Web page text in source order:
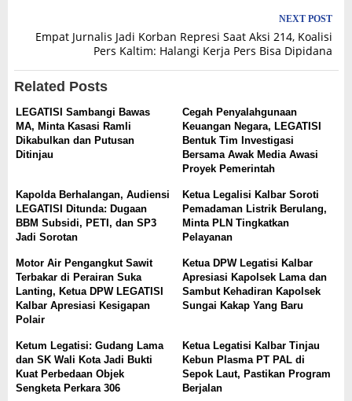
NEXT POST
Empat Jurnalis Jadi Korban Represi Saat Aksi 214, Koalisi
Pers Kaltim: Halangi Kerja Pers Bisa Dipidana
Related Posts
LEGATISI Sambangi Bawas
MA, Minta Kasasi Ramli
Dikabulkan dan Putusan
Ditinjau
Cegah Penyalahgunaan
Keuangan Negara, LEGATISI
Bentuk Tim Investigasi
Bersama Awak Media Awasi
Proyek Pemerintah
Kapolda Berhalangan, Audiensi
LEGATISI Ditunda: Dugaan
BBM Subsidi, PETI, dan SP3
Jadi Sorotan
Ketua Legalisi Kalbar Soroti
Pemadaman Listrik Berulang,
Minta PLN Tingkatkan
Pelayanan
Motor Air Pengangkut Sawit
Terbakar di Perairan Suka
Lanting, Ketua DPW LEGATISI
Kalbar Apresiasi Kesigapan
Polair
Ketua DPW Legatisi Kalbar
Apresiasi Kapolsek Lama dan
Sambut Kehadiran Kapolsek
Sungai Kakap Yang Baru
Ketum Legatisi: Gudang Lama
dan SK Wali Kota Jadi Bukti
Kuat Perbedaan Objek
Sengketa Perkara 306
Ketua Legatisi Kalbar Tinjau
Kebun Plasma PT PAL di
Sepok Laut, Pastikan Program
Berjalan